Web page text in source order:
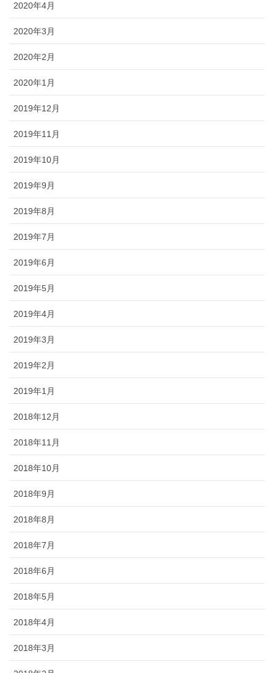
2020年4月
2020年3月
2020年2月
2020年1月
2019年12月
2019年11月
2019年10月
2019年9月
2019年8月
2019年7月
2019年6月
2019年5月
2019年4月
2019年3月
2019年2月
2019年1月
2018年12月
2018年11月
2018年10月
2018年9月
2018年8月
2018年7月
2018年6月
2018年5月
2018年4月
2018年3月